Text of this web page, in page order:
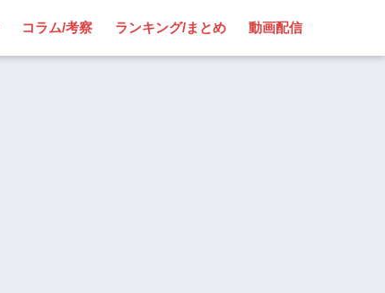
コラム/考察 ランキング/まとめ 動画配信